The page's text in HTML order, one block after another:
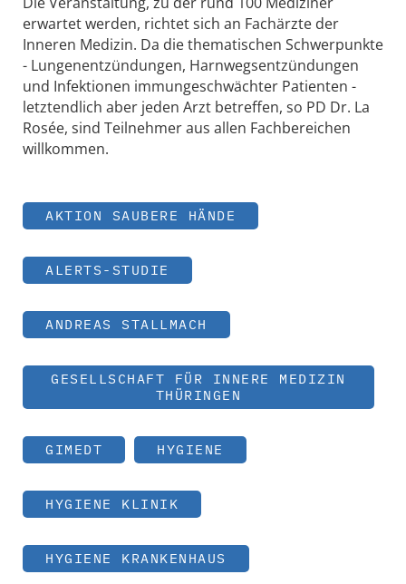
erwartet werden, richtet sich an Fachärzte der
Inneren Medizin. Da die thematischen Schwerpunkte
- Lungenentzündungen, Harnwegsentzündungen
und Infektionen immungeschwächter Patienten -
letztendlich aber jeden Arzt betreffen, so PD Dr. La
Rosée, sind Teilnehmer aus allen Fachbereichen
willkommen.
AKTION SAUBERE HÄNDE
ALERTS-STUDIE
ANDREAS STALLMACH
GESELLSCHAFT FÜR INNERE MEDIZIN
THÜRINGEN
GIMEDT HYGIENE
HYGIENE KLINIK
HYGIENE KRANKENHAUS